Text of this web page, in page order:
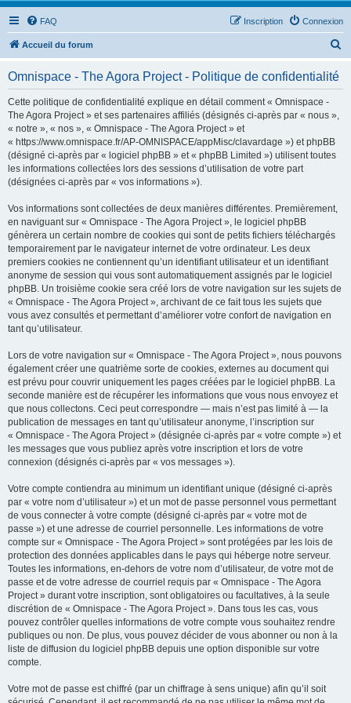
FAQ Connexion
Inscription
Accueil du forum
Omnispace - The Agora Project - Politique de confidentialité
Cette politique de confidentialité explique en détail comment « Omnispace -
The Agora Project » et ses partenaires affiliés (désignés ci-après par « nous »,
« notre », « nos », « Omnispace - The Agora Project » et
« https://www.omnispace.fr/AP-OMNISPACE/appMisc/clavardage ») et phpBB
(désigné ci-après par « logiciel phpBB » et « phpBB Limited ») utilisent toutes
les informations collectées lors des sessions d’utilisation de votre part
(désignées ci-après par « vos informations »).
Vos informations sont collectées de deux manières différentes. Premièrement,
en naviguant sur « Omnispace - The Agora Project », le logiciel phpBB
génèrera un certain nombre de cookies qui sont de petits fichiers téléchargés
temporairement par le navigateur internet de votre ordinateur. Les deux
premiers cookies ne contiennent qu’un identifiant utilisateur et un identifiant
anonyme de session qui vous sont automatiquement assignés par le logiciel
phpBB. Un troisième cookie sera créé lors de votre navigation sur les sujets de
« Omnispace - The Agora Project », archivant de ce fait tous les sujets que
vous avez consultés et permettant d’améliorer votre confort de navigation en
tant qu’utilisateur.
Lors de votre navigation sur « Omnispace - The Agora Project », nous pouvons
également créer une quatrième sorte de cookies, externes au document qui
est prévu pour couvrir uniquement les pages créées par le logiciel phpBB. La
seconde manière est de récupérer les informations que vous nous envoyez et
que nous collectons. Ceci peut correspondre — mais n’est pas limité à — la
publication de messages en tant qu’utilisateur anonyme, l’inscription sur
« Omnispace - The Agora Project » (désignée ci-après par « votre compte ») et
les messages que vous publiez après votre inscription et lors de votre
connexion (désignés ci-après par « vos messages »).
Votre compte contiendra au minimum un identifiant unique (désigné ci-après
par « votre nom d’utilisateur ») et un mot de passe personnel vous permettant
de vous connecter à votre compte (désigné ci-après par « votre mot de
passe ») et une adresse de courriel personnelle. Les informations de votre
compte sur « Omnispace - The Agora Project » sont protégées par les lois de
protection des données applicables dans le pays qui héberge notre serveur.
Toutes les informations, en-dehors de votre nom d’utilisateur, de votre mot de
passe et de votre adresse de courriel requis par « Omnispace - The Agora
Project » durant votre inscription, sont obligatoires ou facultatives, à la seule
discrétion de « Omnispace - The Agora Project ». Dans tous les cas, vous
pouvez contrôler quelles informations de votre compte vous souhaitez rendre
publiques ou non. De plus, vous pouvez décider de vous abonner ou non à la
liste de diffusion du logiciel phpBB depuis une option disponible sur votre
compte.
Votre mot de passe est chiffré (par un chiffrage à sens unique) afin qu’il soit